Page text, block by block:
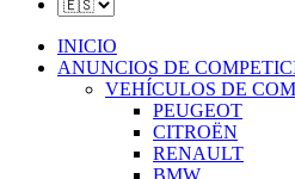
INICIO
ANUNCIOS DE
VEHÍCULOS DE
PEUGEOT
CITROËN
RENAULT
BMW